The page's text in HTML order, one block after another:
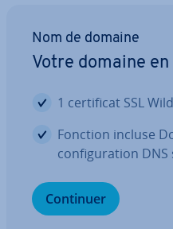
Nom de domaine
Votre domaine
1 cer­ti­fi­cat SSL
Fonction incluse
con­fi­gu­ra­tion DNS
Continuer